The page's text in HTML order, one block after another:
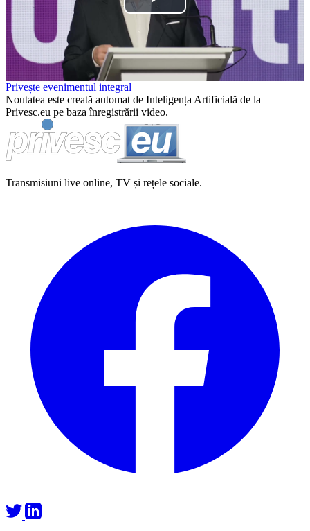
Play
Video
Privește evenimentul integral
Noutatea este creată automat de Inteligența Artificială de la
Privesc.eu pe baza înregistrării video.
Transmisiuni live online, TV și rețele sociale.